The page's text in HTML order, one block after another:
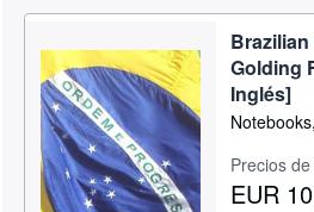
Golding
Inglés]
Precios
EUR